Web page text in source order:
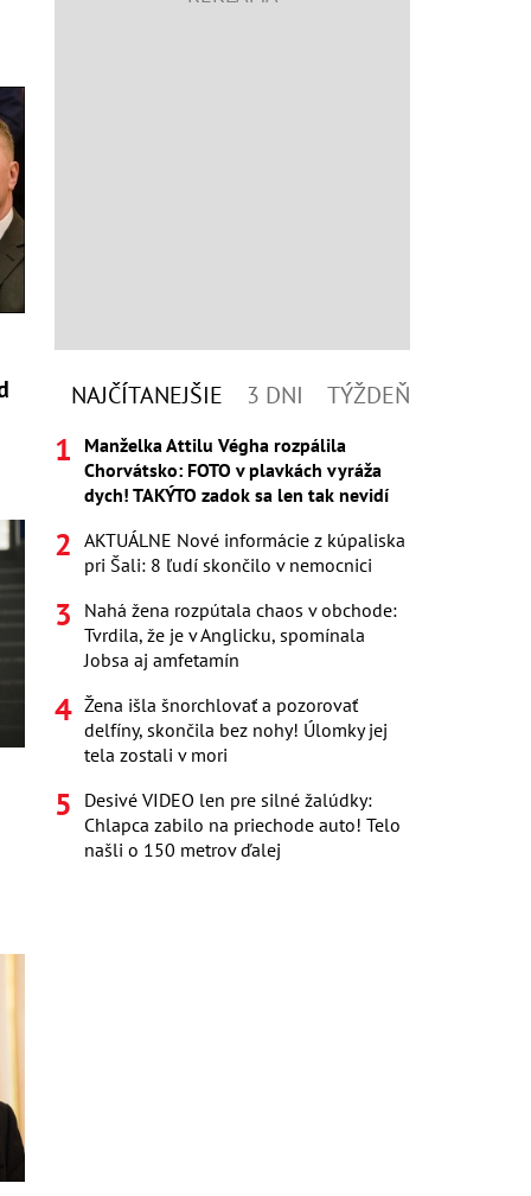
NAJČÍTANEJŠIE 3 DNI TÝŽDEŇ
Manželka Attilu Végha rozpálila
Chorvátsko: FOTO v plavkách vyráža
dych! TAKÝTO zadok sa len tak nevidí
AKTUÁLNE Nové informácie z kúpaliska
pri Šali: 8 ľudí skončilo v nemocnici
Nahá žena rozpútala chaos v obchode:
Tvrdila, že je v Anglicku, spomínala
Jobsa aj amfetamín
Žena išla šnorchlovať a pozorovať
delfíny, skončila bez nohy! Úlomky jej
tela zostali v mori
Desivé VIDEO len pre silné žalúdky:
Chlapca zabilo na priechode auto! Telo
našli o 150 metrov ďalej